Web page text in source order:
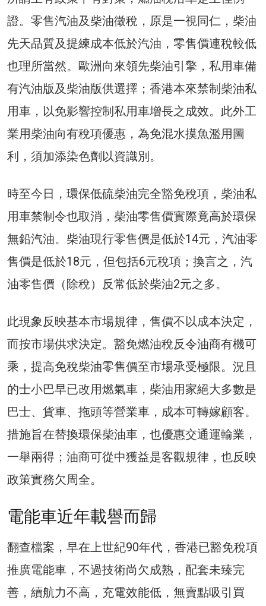
證。零售汽油及柴油徵稅，原是一視同仁，柴油
先天品質及提練成本低於汽油，零售價連稅較低
也理所當然。歐洲向來領先柴油引擎，私用車備
有汽油版及柴油版供選擇；香港本來禁制柴油私
用車，以免影響控制私用車增長之成效。此外工
業用柴油向有稅項優惠，為免混水摸魚濫用圖
利，須加添染色劑以資識別。
時至今日，環保低硫柴油完全豁免稅項，柴油私
用車禁制令也取消，柴油零售價實際竟高於環保
無鉛汽油。柴油現行零售價是低於14元，汽油零
售價是低於18元，但包括6元稅項；換言之，汽
油零售價（除稅）反常低於柴油2元之多。
此現象反映基本市場規律，售價不以成本決定，
而按市場供求決定。豁免燃油稅反令油商有機可
乘，提高免稅柴油零售價至市場承受極限。況且
的士小巴早已改用燃氣車，柴油用家絕大多數是
巴士、貨車、拖頭等營業車，成本可轉嫁顧客。
措施旨在替換環保柴油車，也優惠交通運輸業，
一舉兩得；油商可從中獲益是客觀規律，也反映
政策實務欠周全。
電能車近年載譽而歸
翻查檔案，早在上世紀90年代，香港已豁免稅項
推廣電能車，不過技術尚欠成熟，配套未臻完
善，續航力不高，充電效能低，無賣點吸引買